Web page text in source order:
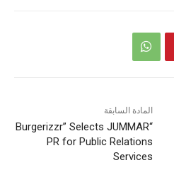
المادة السابقة
“Burgerizzr” Selects JUMMAR
PR for Public Relations
Services